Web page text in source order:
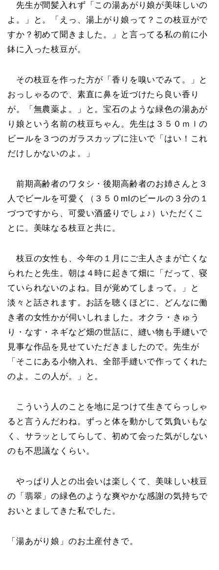
先生が間髪入れず「この湯あがり娘が美味しいの
よ。」と。「えっ、湯上がり娘って？この枝豆がで
すか？初めて聞きました。」と言ってる私の前に小
鉢に入った枝豆が。
その枝豆を作った方が「香りを嗅いでみて。」と
おっしゃるので、素直に鼻を近づけたら良い香り
が。「無農薬よ。」と。宝石のような緑色の湯あが
り娘という名前の枝豆ちゃん。先生は３５０ｍｌの
ビールを３つのガラスカップに注いで「はい！これ
だけしかないのよ。」
前期高齢者のワタシ・後期高齢者のお姉さんと３
人でビールを可愛く（３５０mlのビールの３分の１
づつですから、可愛い酒盛りでしょ♪）いただくこ
とに。美味なる枝豆と共に。
枝豆の女性も、今年の１月にご主人さまが亡くな
られたと先生。朝は４時に起きて畑に「だって、寝
ていられないのよね。目が覚めてしまって。」と
淡々と話されます。お話を聴くほどに、どんなに働
き者の女性かが伺いしれました。オクラ・きゅう
り・なす・ネギなど畑の世話に、縫い物も手縫いで
見事な作品を見せていただきましたので。先生が
「そこにある小物入れ、全部手縫いで作ってくれた
のよ。この人が。」と。
こういう人のことを地に足つけて生きてらっしゃ
ると言うんだわね。ずっと体を動かして気負いもな
く、サラッとしてらして、初めて会った気がしない
のも不思議なくらい。
やっぱり人との出会いは楽しくて、美味しい枝豆
の「翡翠」の緑色のような爽やかな感謝の気持ちで
おいとましてきた私でした。
「湯あがり娘」のお土産付きで。